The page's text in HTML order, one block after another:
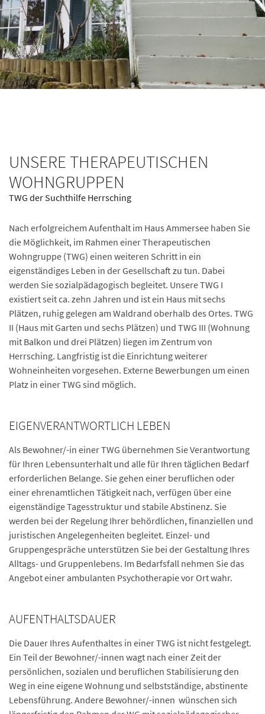
UNSERE THERAPEUTISCHEN
WOHNGRUPPEN
TWG der Suchthilfe Herrsching
Nach erfolgreichem Aufenthalt im Haus Ammersee haben Sie
die Möglichkeit, im Rahmen einer Therapeutischen
Wohngruppe (TWG) einen weiteren Schritt in ein
eigenständiges Leben in der Gesellschaft zu tun. Dabei
werden Sie sozialpädagogisch begleitet. Unsere TWG I
existiert seit ca. zehn Jahren und ist ein Haus mit sechs
Plätzen, ruhig gelegen am Waldrand oberhalb des Ortes. TWG
II (Haus mit Garten und sechs Plätzen) und TWG III (Wohnung
mit Balkon und drei Plätzen) liegen im Zentrum von
Herrsching. Langfristig ist die Einrichtung weiterer
Wohneinheiten vorgesehen. Externe Bewerbungen um einen
Platz in einer TWG sind möglich.
EIGENVERANTWORTLICH LEBEN
Als Bewohner/-in einer TWG übernehmen Sie Verantwortung
für Ihren Lebensunterhalt und alle für Ihren täglichen Bedarf
erforderlichen Belange. Sie gehen einer beruflichen oder
einer ehrenamtlichen Tätigkeit nach, verfügen über eine
eigenständige Tagesstruktur und stabile Abstinenz. Sie
werden bei der Regelung Ihrer behördlichen, finanziellen und
juristischen Angelegenheiten begleitet. Einzel- und
Gruppengespräche unterstützen Sie bei der Gestaltung Ihres
Alltags- und Gruppenlebens. Im Bedarfsfall nehmen Sie das
Angebot einer ambulanten Psychotherapie vor Ort wahr.
AUFENTHALTSDAUER
Die Dauer Ihres Aufenthaltes in einer TWG ist nicht festgelegt.
Ein Teil der Bewohner/-innen wagt nach einer Zeit der
persönlichen, sozialen und beruflichen Stabilisierung den
Weg in eine eigene Wohnung und selbstständige, abstinente
Lebensführung. Andere Bewohner/-innen wünschen sich